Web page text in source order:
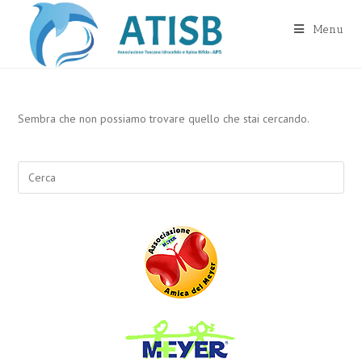
contenuto
Menu
Sembra che non possiamo trovare quello che stai cercando.